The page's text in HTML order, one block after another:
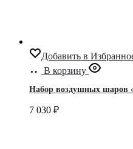
Добавить в
В корзину
Набор воздушных шаров
7 030 ₽